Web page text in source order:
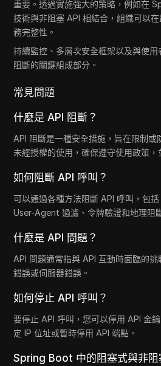
重要。透過實施強大的策略，例如在
技術與非阻塞 API 相結合，組織可以
務完整性。
持續監控、多層次安全框架以及與使
阻斷的關鍵組成部分。
常見問題
什麼是 API 阻斷？
API 阻斷是一種安全措施，旨在限制或
未經授權的使用，確保遵守使用政策，
如何阻斷 API 呼叫？
可以通過各種方法阻斷 API 呼叫，包
User-Agent 過濾、令牌驗證和地理阻
什麼是 API 問題？
API 問題通常指與 API 互動時面臨的
錯誤或伺服器錯誤。
如何停止 API 呼叫？
要停止 API 呼叫，您可以停用 API 金
定 IP 位址或暫時停用 API 端點。
Spring Boot 中的阻塞式與非阻